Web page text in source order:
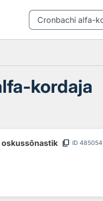
kordaja
content_copy ID 485054